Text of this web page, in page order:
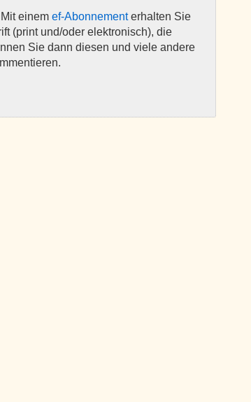
einem ef-Abonnementerhalten Sie
(print und/oder elektronisch), die
Sie dann diesen und viele andere